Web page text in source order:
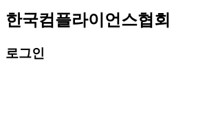
한국컴플라이언스협회
로그인